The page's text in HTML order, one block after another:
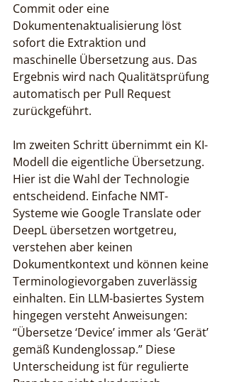
Commit oder eine
Dokumentenaktualisierung löst
sofort die Extraktion und
maschinelle Übersetzung aus. Das
Ergebnis wird nach Qualitätsprüfung
automatisch per Pull Request
zurückgeführt.
Im zweiten Schritt übernimmt ein KI-
Modell die eigentliche Übersetzung.
Hier ist die Wahl der Technologie
entscheidend. Einfache NMT-
Systeme wie Google Translate oder
DeepL übersetzen wortgetreu,
verstehen aber keinen
Dokumentkontext und können keine
Terminologievorgaben zuverlässig
einhalten. Ein LLM-basiertes System
hingegen versteht Anweisungen:
“Übersetze ‘Device’ immer als ‘Gerät’
gemäß Kundenglossар.” Diese
Unterscheidung ist für regulierte